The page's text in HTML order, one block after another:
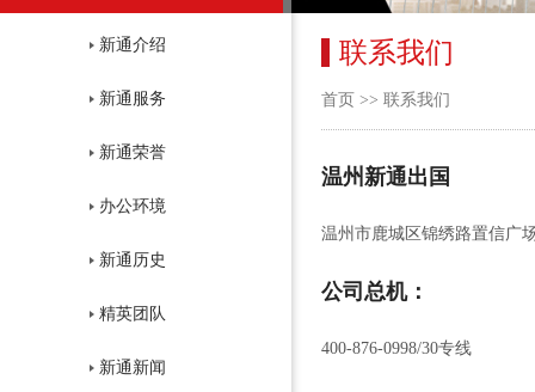
新通介绍
新通服务
新通荣誉
办公环境
新通历史
精英团队
新通新闻
联系我们
首页 >> 联系我们
温州新通出国
温州市鹿城区锦绣路置信广
公司总机：
400-876-0998/30专线